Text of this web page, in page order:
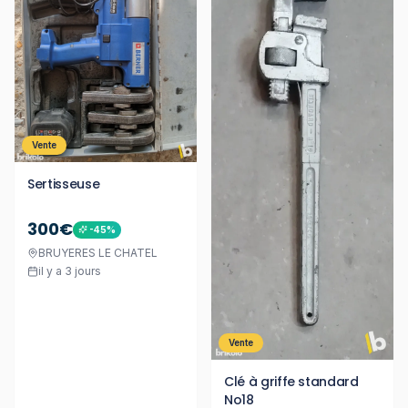
Vente
Sertisseuse
300€ -45%
BRUYERES LE CHATEL
il y a 3 jours
Vente
Clé à griffe standard
No18